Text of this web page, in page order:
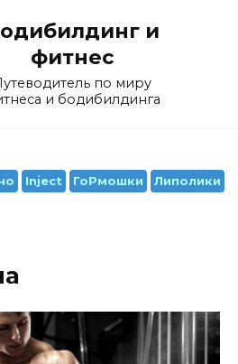
и
фитнес
по миру
и бодибилдинга
Inject ГоРмошки Липолики